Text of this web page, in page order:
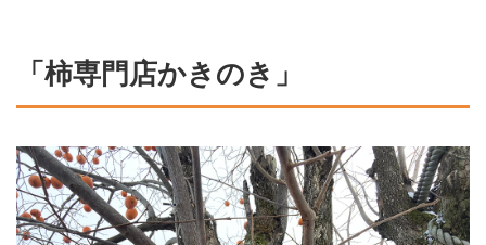
「柿専門店かきのき」